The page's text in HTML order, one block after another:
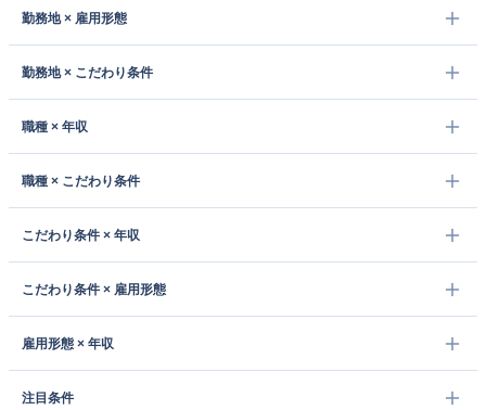
勤務地 × 雇用形態
勤務地 × こだわり条件
職種 × 年収
職種 × こだわり条件
こだわり条件 × 年収
こだわり条件 × 雇用形態
雇用形態 × 年収
注目条件